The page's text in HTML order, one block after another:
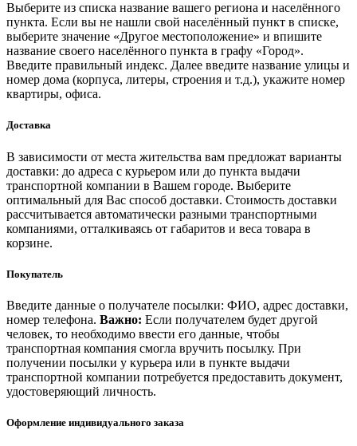
Выберите из списка название вашего региона и населённого
пункта. Если вы не нашли свой населённый пункт в списке,
выберите значение «Другое местоположение» и впишите
название своего населённого пункта в графу «Город».
Введите правильный индекс. Далее введите название улицы и
номер дома (корпуса, литеры, строения и т.д.), укажите номер
квартиры, офиса.
Доставка
В зависимости от места жительства вам предложат варианты
доставки: до адреса с курьером или до пункта выдачи
транспортной компании в Вашем городе. Выберите
оптимальный для Вас способ доставки. Стоимость доставки
рассчитывается автоматически разными транспортными
компаниями, отталкиваясь от габаритов и веса товара в
корзине.
Покупатель
Введите данные о получателе посылки: ФИО, адрес доставки,
номер телефона. Важно: Если получателем будет другой
человек, то необходимо ввести его данные, чтобы
транспортная компания смогла вручить посылку. При
получении посылки у курьера или в пункте выдачи
транспортной компании потребуется предоставить документ,
удостоверяющий личность.
Оформление индивидуального заказа